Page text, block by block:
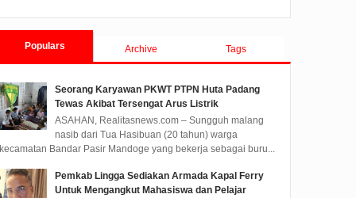
Populars Archive Tags
Seorang Karyawan PKWT PTPN Huta Padang
Tewas Akibat Tersengat Arus Listrik
ASAHAN, Realitasnews.com – Sungguh malang
nasib dari Tua Hasibuan (20 tahun) warga
kecamatan Bandar Pasir Mandoge yang bekerja sebagai buru...
Pemkab Lingga Sediakan Armada Kapal Ferry
Untuk Mengangkut Mahasiswa dan Pelajar